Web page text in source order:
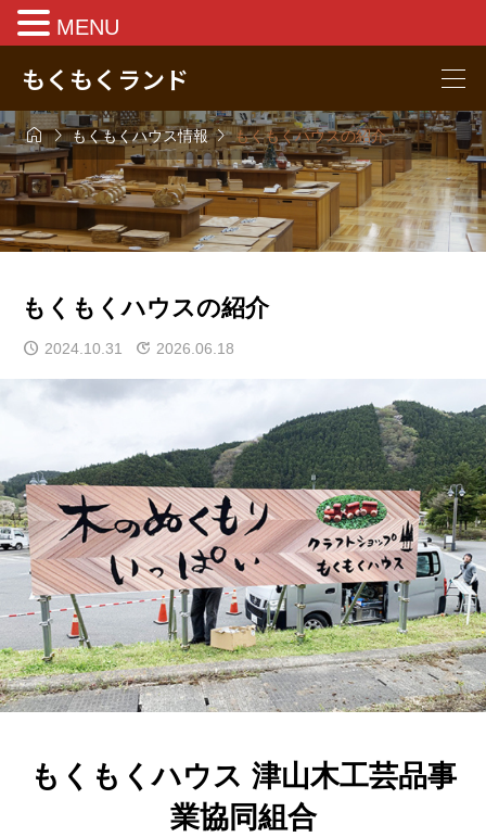
もくもくランド
もくもくハウス情報もくもくハウスの紹介
もくもくハウスの紹介
2024.10.31 2026.06.18
もくもくハウス 津山木工芸品事
業協同組合
MENU